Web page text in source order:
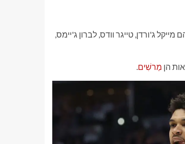
הם בלאק, ביניהם מייקל ג'ורדן, טייגר וודס, לברון ג'יימס,
הן מַרשִׁים.